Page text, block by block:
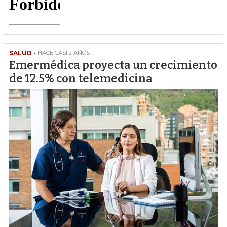
SALUD - HACE CASI 2 AÑOS
Emermédica proyecta un crecimiento
de 12.5% con telemedicina